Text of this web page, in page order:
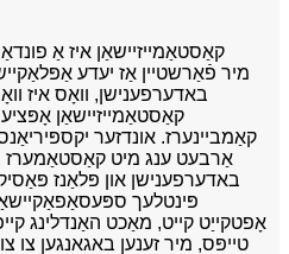
קאַסטאַמייזיישאַן איז אַ
באדערפענישן, וואָס איז
קאַמביינערז. אונדזער
אַרבעט ענג מיט קאַסטאַמערז
באדערפענישן און פּלאַנז
פּינטלעך
אָפטקייַט קייט, מאַכט האַנדלינג
טייפּס, מיר זענען באגאנגען צו